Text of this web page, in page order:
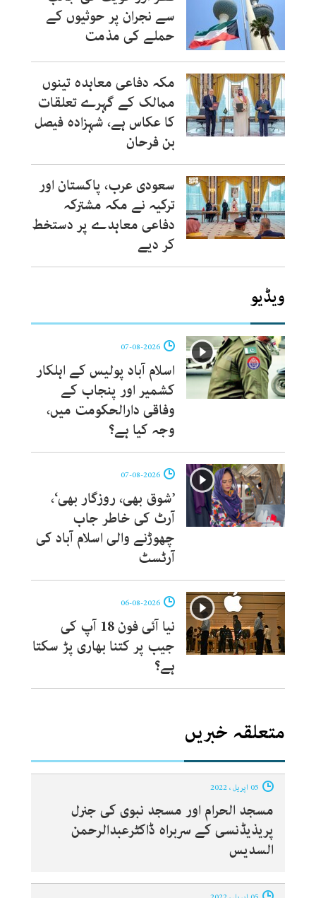
سے نجران پر حوثیوں کے
حملے کی مذمت
مکہ دفاعی معاہدہ تینوں
ممالک کے گہرے تعلقات
کا عکاس ہے، شہزادہ فیصل
بن فرحان
سعودی عرب، پاکستان اور
ترکیہ نے مکہ مشترکہ
دفاعی معاہدے پر دستخط
کر دیے
ویڈیو
اسلام آباد پولیس کے اہلکار
کشمیر اور پنجاب کے
وفاقی دارالحکومت میں،
وجہ کیا ہے؟
’شوق بھی، روزگار بھی‘،
آرٹ کی خاطر جاب
چھوڑنے والی اسلام آباد کی
آرٹسٹ
نیا آئی فون 18 آپ کی
جیب پر کتنا بھاری پڑ سکتا
ہے؟
متعلقہ خبریں
مسجد الحرام اور مسجد نبوی کی جنرل
پریذیڈنسی کے سربراہ ڈاکٹرعبدالرحمن
السدیس